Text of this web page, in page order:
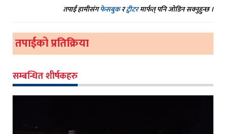
तपाईं हामीसंगफेसबुकरट्वीटरमार्फत् पनि जोडिन सक्नुहुन्छ ।
तपाईको प्रतिक्रिया
सम्बन्धित शीर्षकहरु